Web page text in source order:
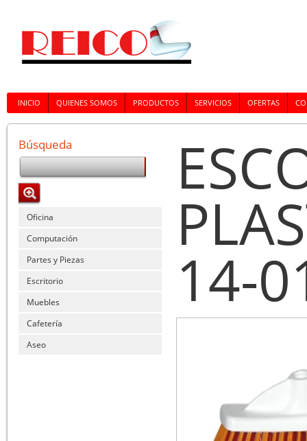
INICIO QUIENES SOMOS PRODUCTOS SERVICIOS OFERTAS
Búsqueda
Oficina
Computación
Partes y Piezas
Escritorio
Muebles
Cafetería
Aseo
14-